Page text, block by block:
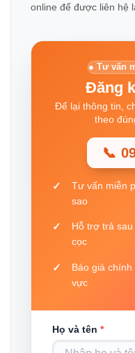
online để được liên hệ
● Tư vấn
Đăng
Để lại thông tin,
theo
📞
Tư vấn miễn
sao
Hỗ trợ trả
cọc
Báo giá
vực
Họ và tên *